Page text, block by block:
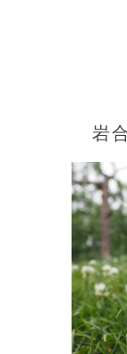
岩